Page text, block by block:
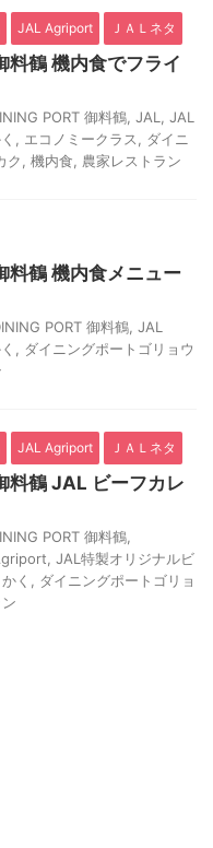
JAL Agriport ＪＡＬネタ
料鶴 機内食でフライ
PORT 御料鶴 JAL
JAL
エコノミークラス
ダイニ
ク
機内食 農家レストラン
料鶴 機内食メニュー
PORT 御料鶴 JAL
ダイニングポートゴリョウ
JAL Agriport ＪＡＬネタ
料鶴 JAL ビーフカレ
PORT 御料鶴
JAL特製オリジナルビ
く
ダイニングポートゴリョ